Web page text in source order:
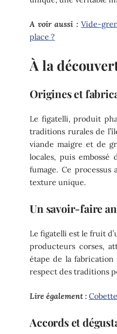
A voir aussi : Vide-
place ?
À la
Origines et
Le figatelli, produit
traditions rurales de
viande maigre et de
locales, puis embossé
fumage. Ce
texture unique.
Un savoir-faire
Le figatelli est le fruit
producteurs corses,
étape de la
respect des traditions
Lire également :
Accords et